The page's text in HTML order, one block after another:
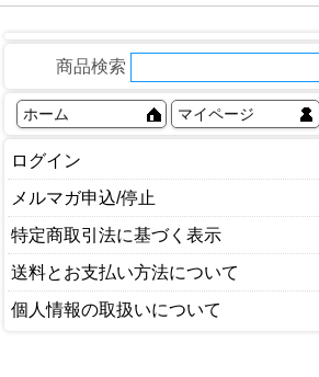
商品検索
ホーム マイページ
ログイン
メルマガ申込/停止
特定商取引法に基づく表示
送料とお支払い方法について
個人情報の取扱いについて